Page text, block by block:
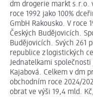
dm drogerie markt s.r.o.
roce 1992 jako 100%
GmbH Rakousko. V roce
Českých Budějovicích.
Budějovicích. Svých 261
republice z logistických
Jednatelkami
Kajabová. Celkem v dm
obchodním roce 2024/
obrat ve výši 19,4 mld.